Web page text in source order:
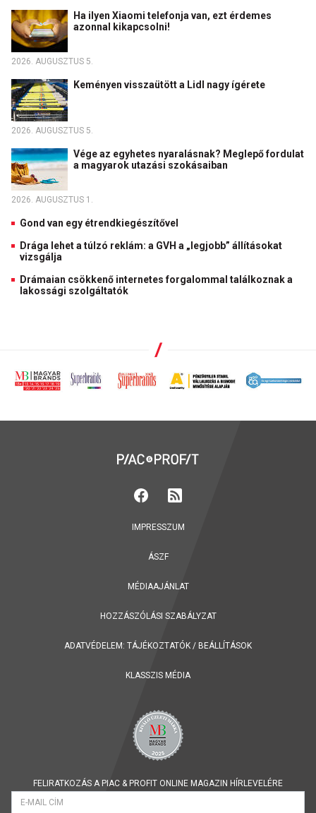
Ha ilyen Xiaomi telefonja van, ezt érdemes
azonnal kikapcsolni!
2026. AUGUSZTUS 5.
Keményen visszaütött a Lidl nagy ígérete
2026. AUGUSZTUS 5.
Vége az egyhetes nyaralásnak? Meglepő fordulat
a magyarok utazási szokásaiban
2026. AUGUSZTUS 1.
Gond van egy étrendkiegészítővel
Drága lehet a túlzó reklám: a GVH a „legjobb” állításokat
vizsgálja
Drámaian csökkenő internetes forgalommal találkoznak a
lakossági szolgáltatók
IMPRESSZUM
ÁSZF
MÉDIAAJÁNLAT
HOZZÁSZÓLÁSI SZABÁLYZAT
ADATVÉDELEM: TÁJÉKOZTATÓK / BEÁLLÍTÁSOK
KLASSZIS MÉDIA
FELIRATKOZÁS A PIAC & PROFIT ONLINE MAGAZIN HÍRLEVELÉRE